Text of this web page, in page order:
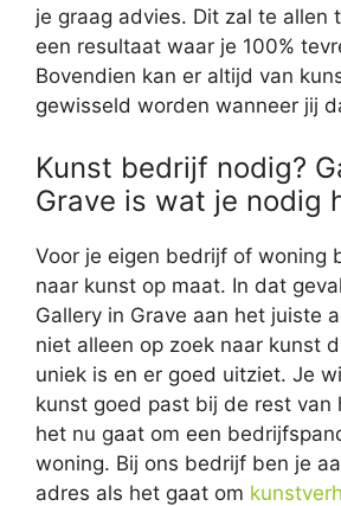
je graag advies. Dit zal te allen
een resultaat waar je 100%
Bovendien kan er altijd van
gewisseld worden wanneer jij
Kunst bedrijf nodig?
Grave is wat je nodig
Voor je eigen bedrijf of woning
naar kunst op maat. In dat
Gallery in Grave aan het juiste
niet alleen op zoek naar kunst
uniek is en er goed uitziet. Je
kunst goed past bij de rest van
het nu gaat om een
woning. Bij ons bedrijf ben je
adres als het gaat om